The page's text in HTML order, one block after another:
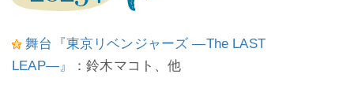
舞台『東京リベンジャーズ ―The LAST
LEAP―』
：鈴木マコト、他